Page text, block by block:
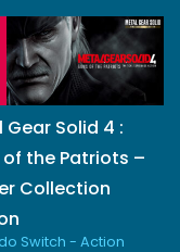
Gear Solid 4 :
of the Patriots –
Collection
Switch - Action